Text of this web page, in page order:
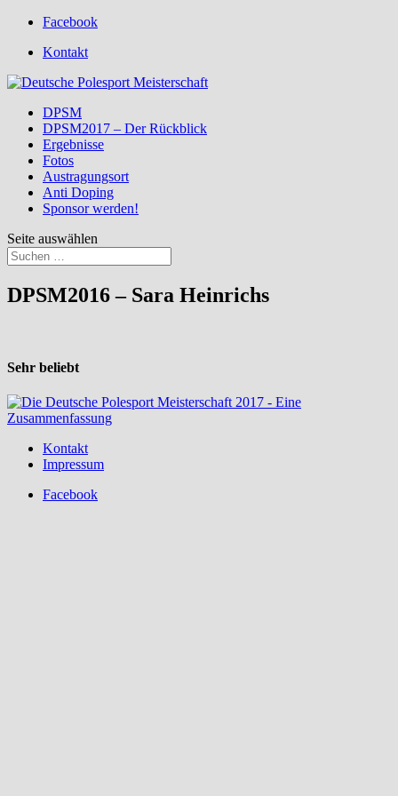
Facebook
Kontakt
DPSM
DPSM2017 – Der Rückblick
Ergebnisse
Fotos
Austragungsort
Anti Doping
Sponsor werden!
Seite auswählen
DPSM2016 – Sara Heinrichs
Sehr beliebt
Kontakt
Impressum
Facebook